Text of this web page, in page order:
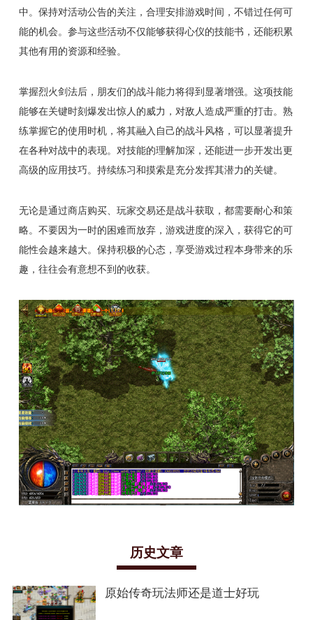
中。保持对活动公告的关注，合理安排游戏时间，不错过任何可
能的机会。参与这些活动不仅能够获得心仪的技能书，还能积累
其他有用的资源和经验。
掌握烈火剑法后，朋友们的战斗能力将得到显著增强。这项技能
能够在关键时刻爆发出惊人的威力，对敌人造成严重的打击。熟
练掌握它的使用时机，将其融入自己的战斗风格，可以显著提升
在各种对战中的表现。对技能的理解加深，还能进一步开发出更
高级的应用技巧。持续练习和摸索是充分发挥其潜力的关键。
无论是通过商店购买、玩家交易还是战斗获取，都需要耐心和策
略。不要因为一时的困难而放弃，游戏进度的深入，获得它的可
能性会越来越大。保持积极的心态，享受游戏过程本身带来的乐
趣，往往会有意想不到的收获。
历史文章
原始传奇玩法师还是道士好玩